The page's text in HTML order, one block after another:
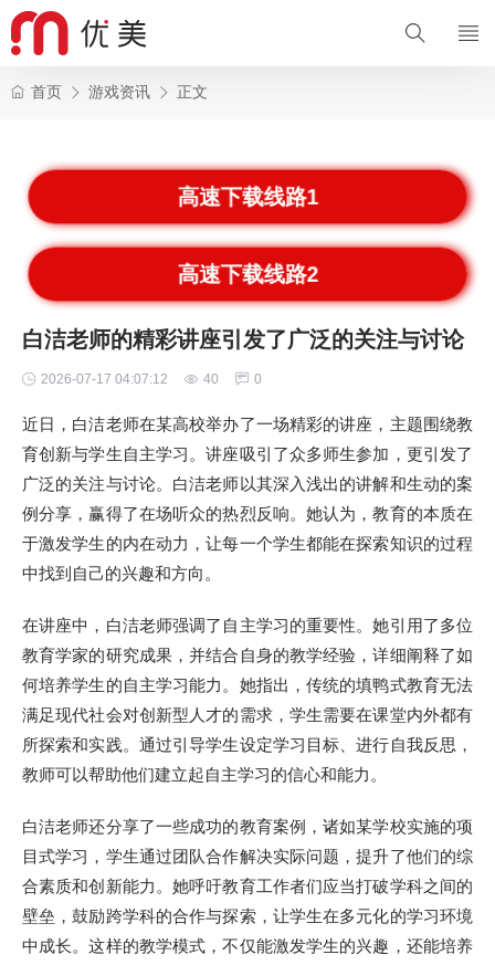
首页 游戏资讯 正文
高速下载线路1
高速下载线路2
白洁老师的精彩讲座引发了广泛的关注与讨论
2026-07-17 04:07:12 40 0
近日，白洁老师在某高校举办了一场精彩的讲座，主题围绕教
育创新与学生自主学习。讲座吸引了众多师生参加，更引发了
广泛的关注与讨论。白洁老师以其深入浅出的讲解和生动的案
例分享，赢得了在场听众的热烈反响。她认为，教育的本质在
于激发学生的内在动力，让每一个学生都能在探索知识的过程
中找到自己的兴趣和方向。
在讲座中，白洁老师强调了自主学习的重要性。她引用了多位
教育学家的研究成果，并结合自身的教学经验，详细阐释了如
何培养学生的自主学习能力。她指出，传统的填鸭式教育无法
满足现代社会对创新型人才的需求，学生需要在课堂内外都有
所探索和实践。通过引导学生设定学习目标、进行自我反思，
教师可以帮助他们建立起自主学习的信心和能力。
白洁老师还分享了一些成功的教育案例，诸如某学校实施的项
目式学习，学生通过团队合作解决实际问题，提升了他们的综
合素质和创新能力。她呼吁教育工作者们应当打破学科之间的
壁垒，鼓励跨学科的合作与探索，让学生在多元化的学习环境
中成长。这样的教学模式，不仅能激发学生的兴趣，还能培养